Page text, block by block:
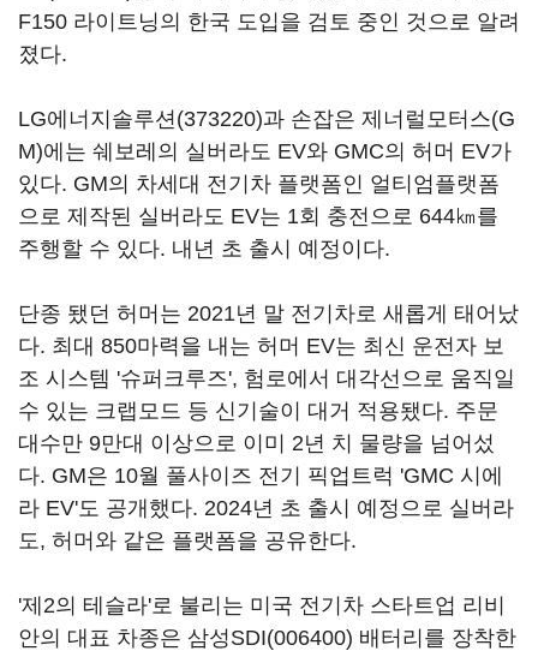
F150 라이트닝의 한국 도입을 검토 중인 것으로 알려
졌다.
LG에너지솔루션(373220)과 손잡은 제너럴모터스(G
M)에는 쉐보레의 실버라도 EV와 GMC의 허머 EV가
있다. GM의 차세대 전기차 플랫폼인 얼티엄플랫폼
으로 제작된 실버라도 EV는 1회 충전으로 644㎞를
주행할 수 있다. 내년 초 출시 예정이다.
단종 됐던 허머는 2021년 말 전기차로 새롭게 태어났
다. 최대 850마력을 내는 허머 EV는 최신 운전자 보
조 시스템 '슈퍼크루즈', 험로에서 대각선으로 움직일
수 있는 크랩모드 등 신기술이 대거 적용됐다. 주문
대수만 9만대 이상으로 이미 2년 치 물량을 넘어섰
다. GM은 10월 풀사이즈 전기 픽업트럭 'GMC 시에
라 EV'도 공개했다. 2024년 초 출시 예정으로 실버라
도, 허머와 같은 플랫폼을 공유한다.
'제2의 테슬라'로 불리는 미국 전기차 스타트업 리비
안의 대표 차종은 삼성SDI(006400) 배터리를 장착한